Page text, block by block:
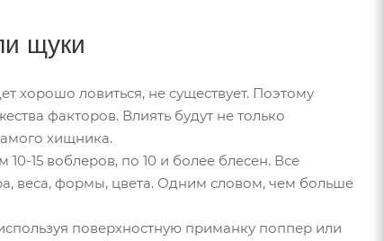
щуки
хорошо ловиться, не существует. Поэтому
факторов. Влиять будут не только
хищника.
15 воблеров, по 10 и более блесен. Все
веса, формы, цвета. Одним словом, чем больше
поверхностную приманку поппер или